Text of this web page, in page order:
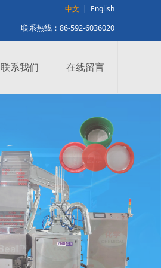
中文 | English
联系热线：86-592-6036020
联系我们 在线留言